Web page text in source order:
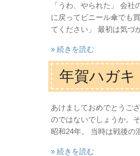
「うわ、やられた」 会
に戻ってビニール傘でも
てください」 最初は気づ
» 続きを読む
年賀ハガキ
あけましておめでとうご
のではないでしょうか。
昭和24年。 当時は戦後の
» 続きを読む